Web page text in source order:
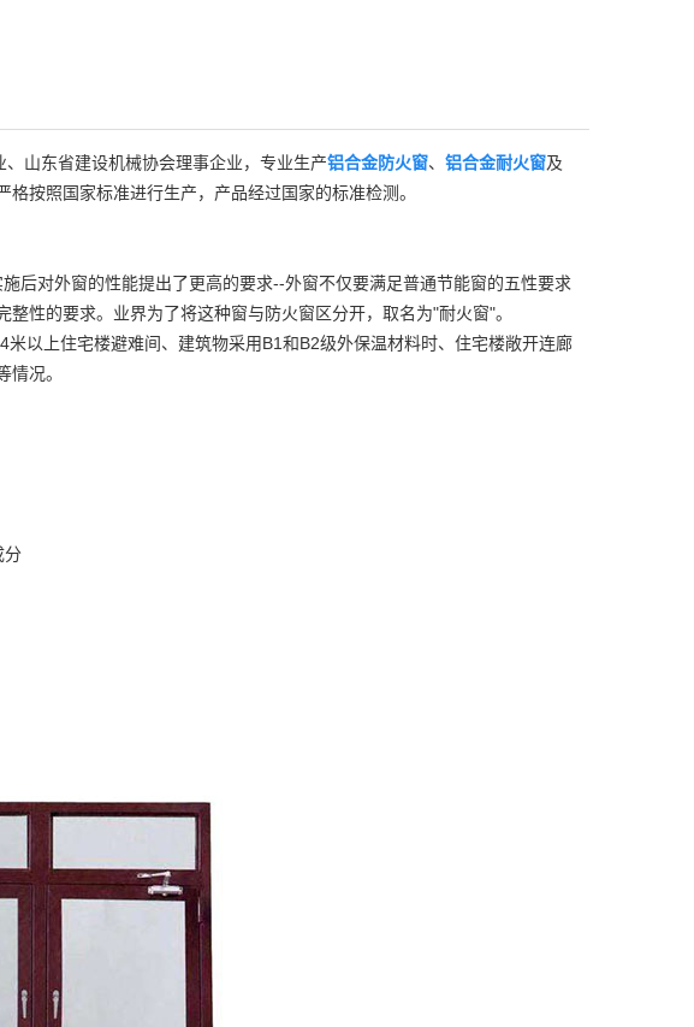
山东省建设机械协会理事企业，专业生产铝合金防火窗、 铝合金耐火窗及
按照国家标准进行生产，产品经过国家的标准检测。
对外窗的性能提出了更高的要求--外窗不仅要满足普通节能窗的五性要求
性的要求。业界为了将这种窗与防火窗区分开，取名为"耐火窗"。
以上住宅楼避难间、建筑物采用B1和B2级外保温材料时、住宅楼敞开连廊
况。
分